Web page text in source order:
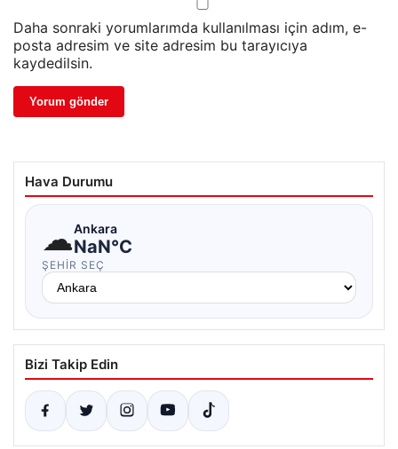
Daha sonraki yorumlarımda kullanılması için adım, e-
posta adresim ve site adresim bu tarayıcıya
kaydedilsin.
Hava Durumu
☁Ankara
NaN°C
ŞEHIR SEÇ
Bizi Takip Edin